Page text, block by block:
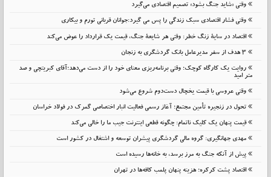
وقتی «شاید جنگ بشود» تصمیم اقتصادی می‌گیرد
وقتی فشار اقتصادی سبک زندگی را پس می گیرد:جوانان قربانی تورم و بیکاری
اقتصاد در سایهٔ زنگ خطر: وقتی هر شایعهٔ جنگ، قیمت یک قرارداد را عوض می‌کند
۳ هدف از سفر مدیرعامل بانک گردشگری به زنجان
روایت یک کارگاه کوچک؛ وقتی برنامه‌ریزی معنای خود را از دست می‌دهد؛آقای کبریتچی و صد
متر امید
وقتی عروسی با قیمت یخچال دست‌دوم شروع می‌شود
تحول در زنجیره تأمین مجتمع؛ آغاز رسمی فعالیت انبار اختصاصی گمرک در فولاد خراسان
قیمت پنهان یک کلیک ناتمام: چگونه قطعی اینترنت جیب ما را خالی می‌کند
مهدی جهانگیری: گروه مالی گردشگری پیشران توسعه و اشتغال در کشور است
پیش از آنکه جنگ به مرز برسد، به خانه‌ها رسیده است
اقتصاد پشت کرکره؛ هزینه پنهان پلمب کافه‌ها در تهران